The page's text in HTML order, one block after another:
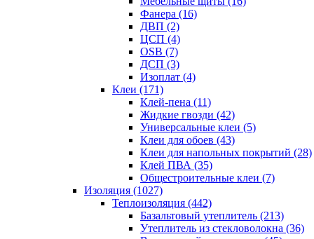
Фанера (16)
ДВП (2)
ЦСП (4)
OSB (7)
ДСП (3)
Изоплат (4)
Клеи (171)
Клей-пена (11)
Жидкие гвозди (42)
Универсальные клеи (5)
Клеи для обоев (43)
Клеи для напольных покрытий (28)
Клей ПВА (35)
Общестроительные клеи (7)
Изоляция (1027)
Теплоизоляция (442)
Базальтовый утеплитель (213)
Утеплитель из стекловолокна (36)